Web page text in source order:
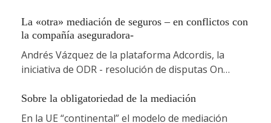
La «otra» mediación de seguros – en conflictos con
la compañía aseguradora-
Andrés Vázquez de la plataforma Adcordis, la
iniciativa de ODR - resolución de disputas On…
Sobre la obligatoriedad de la mediación
En la UE “continental” el modelo de mediación